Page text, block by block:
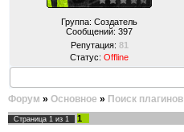
Группа: Создатель
Сообщений: 397
Репутация: 81
Статус: Offline
Форум » Основное » Поиск плагинов
Страница 1 из 1 1